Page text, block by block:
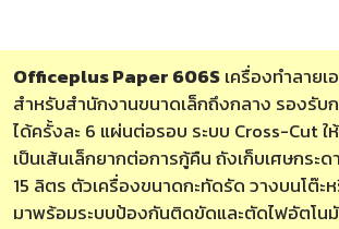
Officeplus Paper 606Sเครื่องทำลาย
สำหรับสำนักงานขนาดเล็กถึงกลาง รองรับ
ได้ครั้งละ 6 แผ่นต่อรอบ ระบบ Cross-Cut ใ
เป็นเส้นเล็กยากต่อการกู้คืน ถังเก็บเศษกระ
15 ลิตร ตัวเครื่องขนาดกะทัดรัด วางบนโต๊ะ
มาพร้อมระบบป้องกันติดขัดและตัดไฟอัตโน